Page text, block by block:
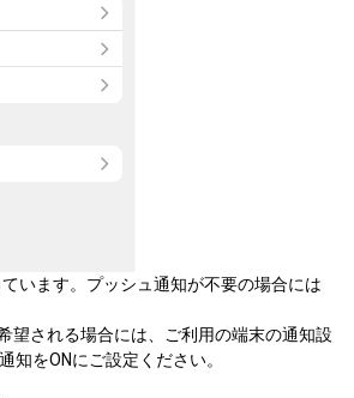
います。プッシュ通知が不要の場合には
望される場合には、ご利用の端末の通知設
知をONにご設定ください。